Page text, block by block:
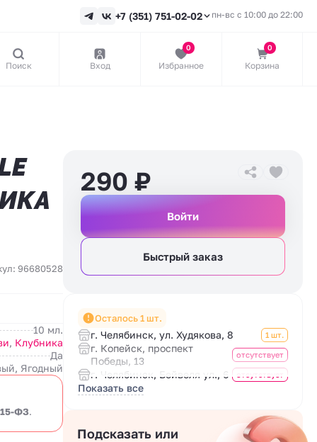
+7 (351) 751-02-02 пн-вс с 10:00 до 22:00
Поиск Вход
0
Избранное
0
Корзина
96680528
10 мл.
, Клубника
Да
Ягодный
ФЗ.
290 ₽
Войти
Быстрый заказ
Осталось 1 шт.
г. Челябинск, ул. Худякова, 8 1 шт.
г. Копейск, проспект
Победы, 13
отсутствует
г. Челябинск, Бейвеля ул., 6
Показать все
Подсказать или